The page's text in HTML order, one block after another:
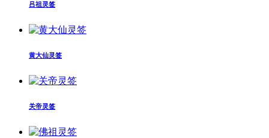
吕祖灵签
黄大仙灵签
关帝灵签